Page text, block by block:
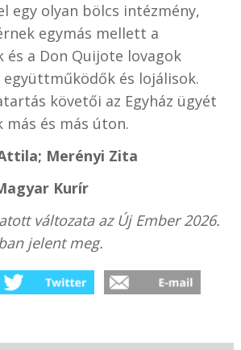
egy olyan bölcs intézmény,
egymás mellett a
és a Don Quijote lovagok
és lojálisok.
követői az Egyház ügyét
más és más úton.
Merényi Zita
Kurír
változata az Új Ember 2026.
jelent meg.